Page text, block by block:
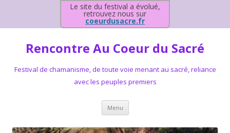
Le site du festival a évolué,
retrouvez nous sur
coeurdusacre.fr
Rencontre Au Coeur du Sacré
Festival de chamanisme, de toute voie menant au sacré, reliance
avec les peuples premiers
Menu Aller au contenu principal